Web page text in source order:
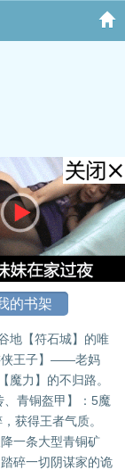
的书架
地【符石城】的唯
侠王子】——老妈
力】的不归路。
、青铜盔甲】：5魔
获得王者气质。
一条大型青铜矿
碎一切阴谋家的诡